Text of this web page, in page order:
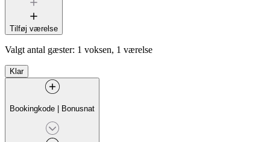
Tilføj værelse
Valgt antal gæster: 1 voksen, 1 værelse
Klar
Bookingkode | Bonusnat